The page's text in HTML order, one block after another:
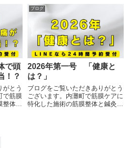
選手
ッチ
多す
とを
いる方もいらっしゃいますが、こ
れは違います。せっかく巻き肩や
猫背のセルフケアを頑張ってい
で頭
！？
がとう
で筋膜
整体と
痛肩
状
ブログ
2026年第一号 「健康と
は？」
ブログをご覧いただきありがとう
ございます。内灘町で筋膜ケアに
特化した施術の筋膜整体と鍼灸を